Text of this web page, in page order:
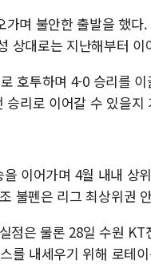
며 불안한 출발을 했
상대로는 지난해부터
호투하며 4-0 승리를
리로 이어갈 수 있을
이어가며 4월 내내 상
불펜은 리그 최상위권
점은 물론 28일 수원
를 내세우기 위해 로테